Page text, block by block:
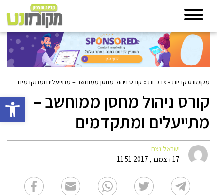
פתח
מקומונט קריות » צרכנות » קורס ניהול מחסן ממוחשב – מתייעלים ומתקדמים
קורס ניהול מחסן ממוחשב –
מתייעלים ומתקדמים
ישראל נצח
17 דצמבר, 2017 11:51